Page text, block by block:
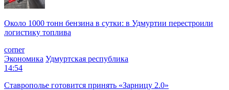
Около 1000 тонн бензина в сутки: в Удмуртии перестроили
логистику топлива
corner
Экономика Удмуртская республика
14:54
Ставрополье готовится принять «Зарницу 2.0»